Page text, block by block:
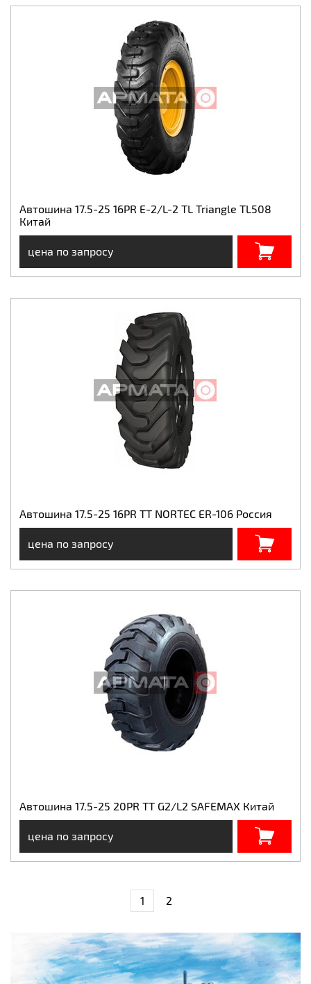
Автошина 17.5-25 16PR E-2/L-2 TL Triangle TL508
Китай
цена по запросу
Автошина 17.5-25 16PR TT NORTEC ER-106 Россия
цена по запросу
Автошина 17.5-25 20PR TT G2/L2 SAFEMAX Китай
цена по запросу
1 2